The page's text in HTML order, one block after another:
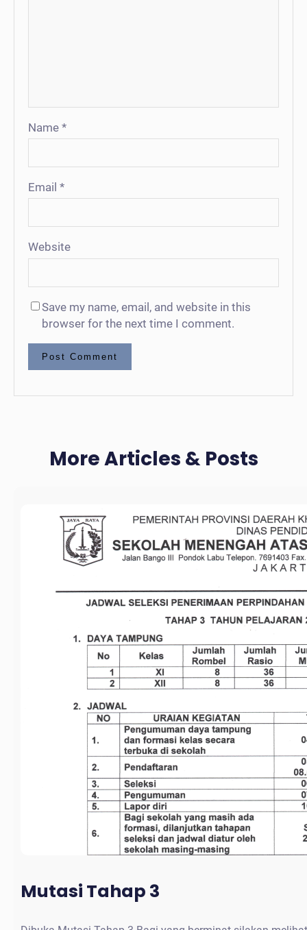
Name *
Email *
Website
Save my name, email, and website in this
browser for the next time I comment.
More Articles & Posts
Mutasi Tahap 3